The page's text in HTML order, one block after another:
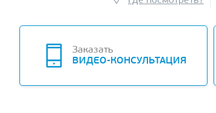
Заказать
ВИДЕО-КОНСУЛЬТАЦИЯ